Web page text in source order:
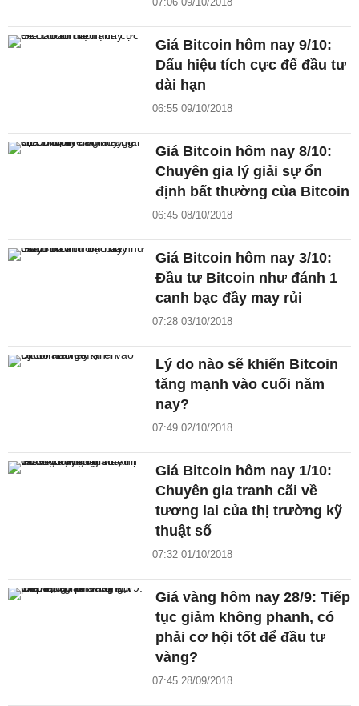
Giá Bitcoin hôm nay 9/10:
Dấu hiệu tích cực để đầu tư
dài hạn
06:55 09/10/2018
Giá Bitcoin hôm nay 8/10:
Chuyên gia lý giải sự ổn
định bất thường của Bitcoin
06:45 08/10/2018
Giá Bitcoin hôm nay 3/10:
Đầu tư Bitcoin như đánh 1
canh bạc đầy may rủi
07:28 03/10/2018
Lý do nào sẽ khiến Bitcoin
tăng mạnh vào cuối năm
nay?
07:49 02/10/2018
Giá Bitcoin hôm nay 1/10:
Chuyên gia tranh cãi về
tương lai của thị trường kỹ
thuật số
07:32 01/10/2018
Giá vàng hôm nay 28/9: Tiếp
tục giảm không phanh, có
phải cơ hội tốt để đầu tư
vàng?
07:45 28/09/2018